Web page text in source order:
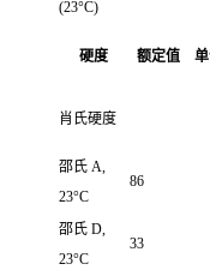
(23°C)
硬度 额定值
肖氏硬度
邵氏 A,
23°C
86
邵氏 D,
23°C
33